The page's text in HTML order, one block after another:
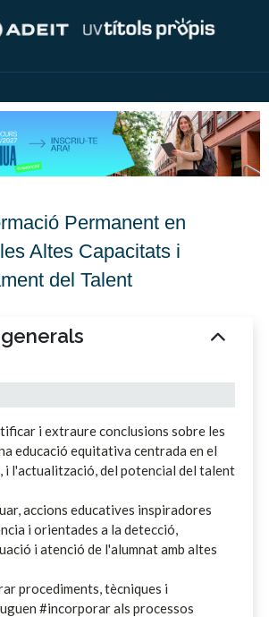
Permanent en
Altes Capacitats i
del Talent
i extraure conclusions sobre les
educació equitativa centrada en el
i l'actualització, del potencial del talent
accions educatives inspiradores
i orientades a la detecció,
i atenció de l'alumnat amb altes
procediments, tècniques i
#incorporar als processos